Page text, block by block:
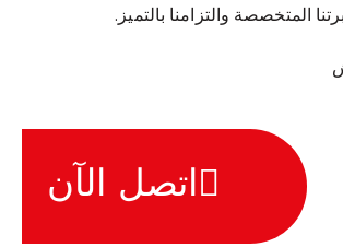
المتخصصة والتزامنا بالتميز.
اتصل الآن